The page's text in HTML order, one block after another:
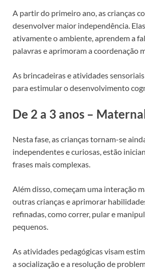
A partir do primeiro ano, as crianças
desenvolver maior independência.
ativamente o ambiente, aprendem a
palavras e aprimoram a coordenação
As brincadeiras e atividades
para estimular o desenvolvimento
De 2 a 3 anos –
Nesta fase, as crianças tornam-se
independentes e curiosas, estão
frases mais complexas.
Além disso, começam uma interação
outras crianças e aprimorar
refinadas, como correr, pular e
pequenos.
As atividades pedagógicas visam
a socialização e a resolução de